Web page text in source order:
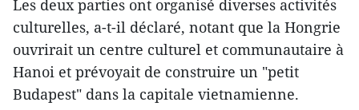
Les deux parties ont organisé diverses activités
culturelles, a-t-il déclaré, notant que la Hongrie
ouvrirait un centre culturel et communautaire à
Hanoi et prévoyait de construire un "petit
Budapest" dans la capitale vietnamienne.